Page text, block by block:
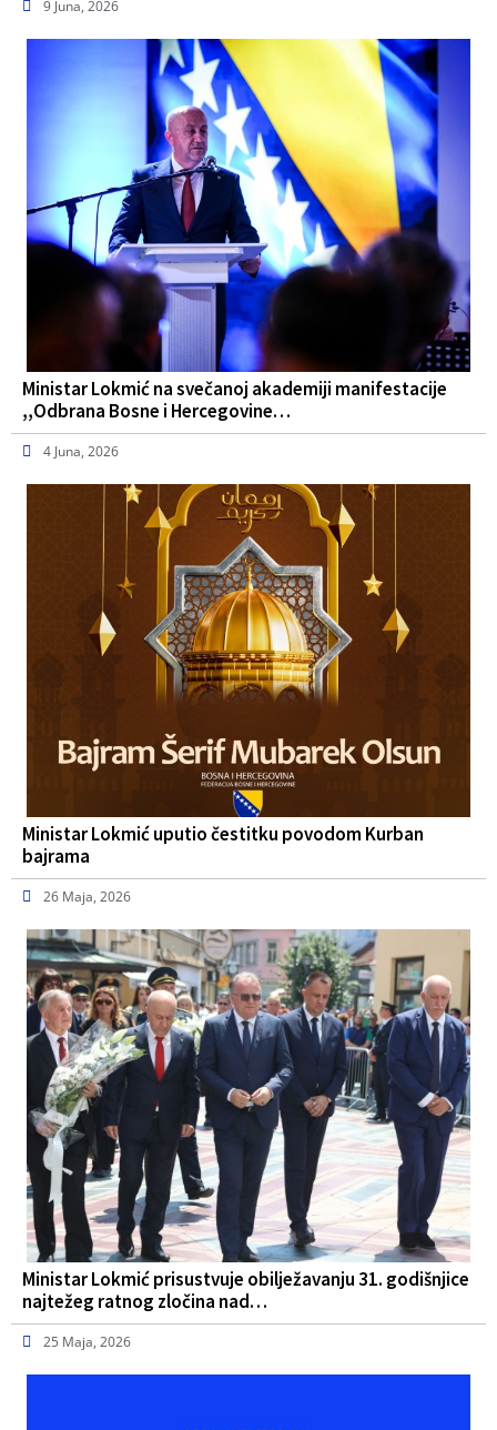
9 Juna, 2026
Ministar Lokmić na svečanoj akademiji manifestacije
,,Odbrana Bosne i Hercegovine…
4 Juna, 2026
Ministar Lokmić uputio čestitku povodom Kurban
bajrama
26 Maja, 2026
Ministar Lokmić prisustvuje obilježavanju 31. godišnjice
najtežeg ratnog zločina nad…
25 Maja, 2026